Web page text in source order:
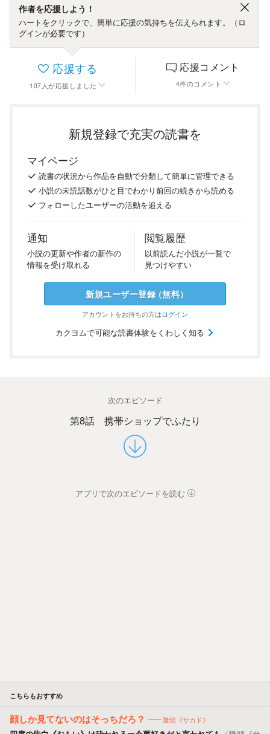
作者を応援しよう！
ハートをクリックで、簡単に応援の気持ちを伝えられます。（ロ
グインが必要です）
応援する
107 人が応援しました
応援コメント
4件のコメント
新規登録で充実の読書を
マイページ
読書の状況から作品を自動で分類して簡単に管理できる
小説の未読話数がひと目でわかり前回の続きから読める
フォローしたユーザーの活動を追える
通知
小説の更新や作者の新作の
情報を受け取れる
閲覧履歴
以前読んだ小説が一覧で
見つけやすい
新規ユーザー登録（無料）
アカウントをお持ちの方はログイン
カクヨムで可能な読書体験をくわしく知る
次のエピソード
第8話 携帯ショップでふたり
アプリで次のエピソードを読む
こちらもおすすめ
顔しか見てないのはそっちだろ？ 隆頭《サカド》